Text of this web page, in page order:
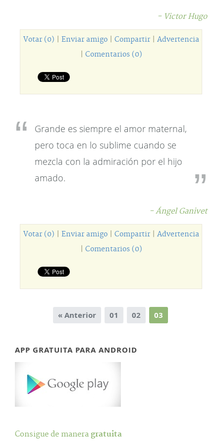
- Victor Hugo
Votar (0) Enviar amigo| Compartir| Advertencia
Comentarios (0)
Grande es siempre el amor maternal,
pero toca en lo sublime cuando se
mezcla con la admiración por el hijo
amado.
- Ángel Ganivet
Votar (0) Enviar amigo| Compartir| Advertencia
Comentarios (0)
« Anterior 01 02 03
APP GRATUITA PARA ANDROID
Consigue de manera gratuita